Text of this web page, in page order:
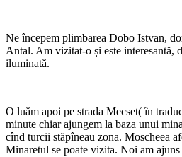
Ne începem plimbarea Dobo Istvan,
Antal. Am vizitat-o și este interesantă,
iluminată.
O luăm apoi pe strada Mecset( în
minute chiar ajungem la baza unui
cînd turcii stăpîneau zona. Moscheea
Minaretul se poate vizita. Noi am